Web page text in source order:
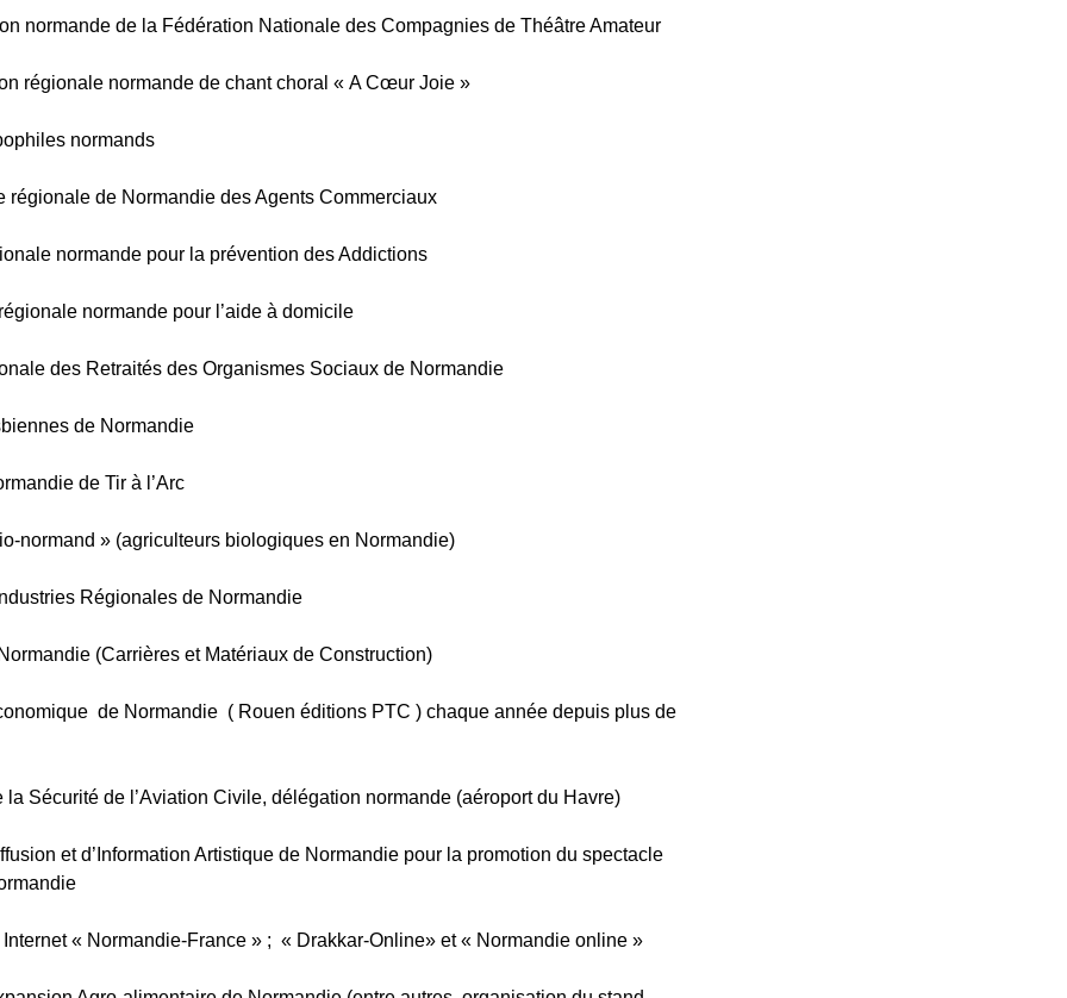
normande de la Fédération Nationale des Compagnies de Théâtre Amateur
régionale normande de chant choral « A Cœur Joie »
normands
régionale de Normandie des Agents Commerciaux
normande pour la prévention des Addictions
normande pour l’aide à domicile
des Retraités des Organismes Sociaux de Normandie
de Normandie
de Tir à l’Arc
normand » (agriculteurs biologiques en Normandie)
Régionales de Normandie
(Carrières et Matériaux de Construction)
de Normandie ( Rouen éditions PTC ) chaque année depuis plus de
la Sécurité de l’Aviation Civile, délégation normande (aéroport du Havre)
et d’Information Artistique de Normandie pour la promotion du spectacle
Internet « Normandie-France » ; « Drakkar-Online» et « Normandie online »